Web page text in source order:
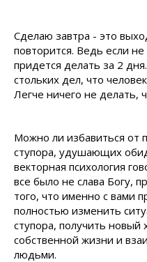
Сделаю завтра - это
повторится. Ведь если
придется делать за 2
стольких дел, что
Легче ничего не делать,
Можно ли избавиться от
ступора, удушающих
векторная психология
все было не слава Богу,
того, что именно с вами
полностью изменить
ступора, получить
собственной жизни и
людьми.